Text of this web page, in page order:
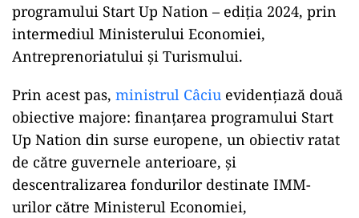
programului Start Up Nation – ediția 2024, prin
intermediul Ministerului Economiei,
Antreprenoriatului și Turismului.
Prin acest pas, ministrul Câciu evidențiază două
obiective majore: finanțarea programului Start
Up Nation din surse europene, un obiectiv ratat
de către guvernele anterioare, și
descentralizarea fondurilor destinate IMM-
urilor către Ministerul Economiei,